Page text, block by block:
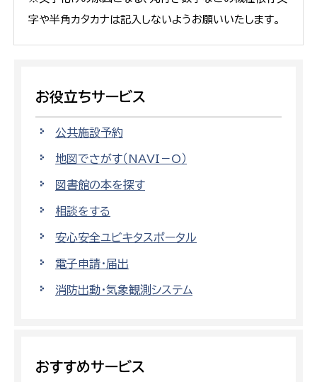
字や半角カタカナは記入しないようお願いいたします。
お役立ちサービス
公共施設予約
地図でさがす（NAVI－O）
図書館の本を探す
相談をする
安心安全ユビキタスポータル
電子申請・届出
消防出動・気象観測システム
おすすめサービス